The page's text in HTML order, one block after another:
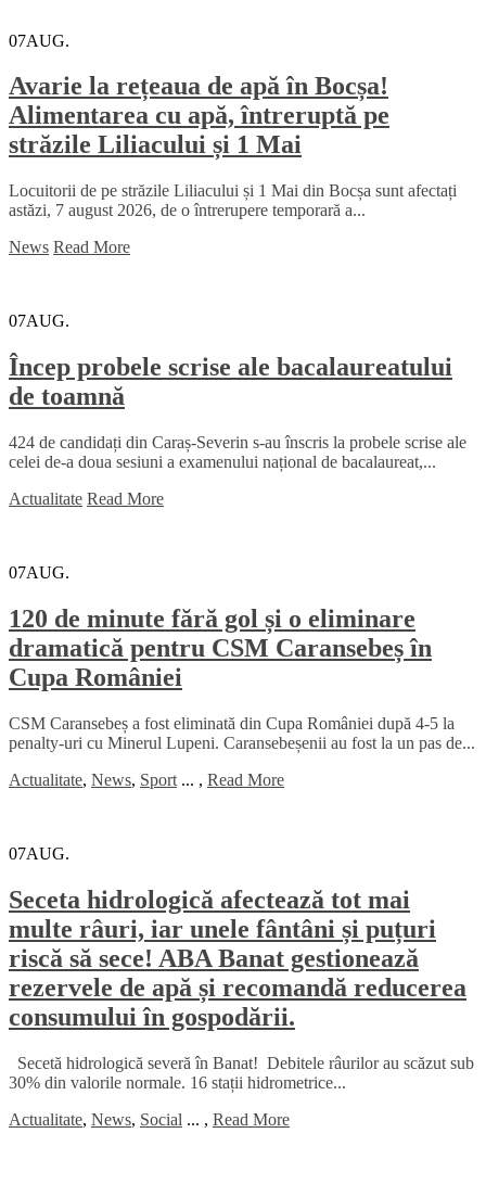
07AUG.
Avarie la rețeaua de apă în Bocșa!
Alimentarea cu apă, întreruptă pe
străzile Liliacului și 1 Mai
Locuitorii de pe străzile Liliacului și 1 Mai din Bocșa sunt afectați
astăzi, 7 august 2026, de o întrerupere temporară a...
News Read More
07AUG.
Încep probele scrise ale bacalaureatului
de toamnă
424 de candidați din Caraș-Severin s-au înscris la probele scrise ale
celei de-a doua sesiuni a examenului național de bacalaureat,...
Actualitate Read More
07AUG.
120 de minute fără gol și o eliminare
dramatică pentru CSM Caransebeș în
Cupa României
CSM Caransebeș a fost eliminată din Cupa României după 4-5 la
penalty-uri cu Minerul Lupeni. Caransebeșenii au fost la un pas de...
Actualitate, News, Sport ... , Read More
07AUG.
Seceta hidrologică afectează tot mai
multe râuri, iar unele fântâni și puțuri
riscă să sece! ABA Banat gestionează
rezervele de apă și recomandă reducerea
consumului în gospodării.
Secetă hidrologică severă în Banat! Debitele râurilor au scăzut sub
30% din valorile normale. 16 stații hidrometrice...
Actualitate, News, Social ... , Read More